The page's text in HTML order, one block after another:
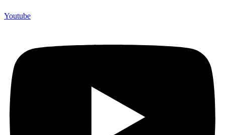
Youtube